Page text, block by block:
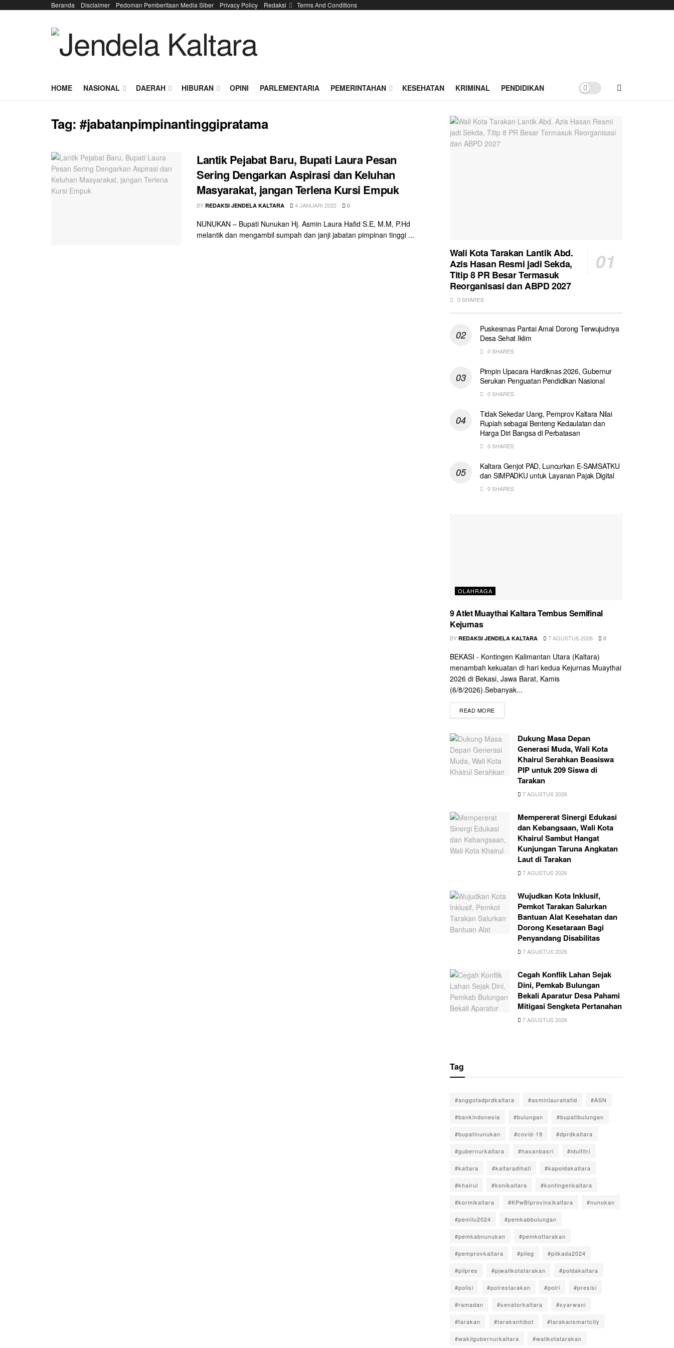
Beranda Disclaimer Pedoman Pemberitaan Media Siber Privacy Policy Redaksi Terms And Conditions
HOME NASIONAL DAERAH HIBURAN OPINI PARLEMENTARIA PEMERINTAHAN KESEHATAN KRIMINAL PENDIDIKAN
Tag:#jabatanpimpinantinggipratama
Lantik Pejabat Baru, Bupati Laura Pesan
Sering Dengarkan Aspirasi dan Keluhan
Masyarakat, jangan Terlena Kursi Empuk
BY REDAKSI JENDELA KALTARA 4 JANUARI 2022 0
NUNUKAN – Bupati Nunukan Hj. Asmin Laura Hafid S.E, M.M, P.Hd
melantik dan mengambil sumpah dan janji jabatan pimpinan tinggi ...
Wali Kota Tarakan Lantik Abd.
Azis Hasan Resmi jadi Sekda,
Titip 8 PR Besar Termasuk
Reorganisasi dan ABPD 2027
0 SHARES
Puskesmas Pantai Amal Dorong Terwujudnya
Desa Sehat Iklim
0 SHARES
Pimpin Upacara Hardiknas 2026, Gubernur
Serukan Penguatan Pendidikan Nasional
0 SHARES
Tidak Sekedar Uang, Pemprov Kaltara Nilai
Rupiah sebagai Benteng Kedaulatan dan
Harga Diri Bangsa di Perbatasan
0 SHARES
Kaltara Genjot PAD, Luncurkan E-SAMSATKU
dan SIMPADKU untuk Layanan Pajak Digital
0 SHARES
OLAHRAGA
9 Atlet Muaythai Kaltara Tembus Semifinal
Kejurnas
BY REDAKSI JENDELA KALTARA 7 AGUSTUS 2026 0
BEKASI - Kontingen Kalimantan Utara (Kaltara)
menambah kekuatan di hari kedua Kejurnas Muaythai
2026 di Bekasi, Jawa Barat, Kamis
(6/8/2026).Sebanyak...
READ MORE
Dukung Masa Depan
Generasi Muda, Wali Kota
Khairul Serahkan Beasiswa
PIP untuk 209 Siswa di
Tarakan
7 AGUSTUS 2026
Mempererat Sinergi Edukasi
dan Kebangsaan, Wali Kota
Khairul Sambut Hangat
Kunjungan Taruna Angkatan
Laut di Tarakan
7 AGUSTUS 2026
Wujudkan Kota Inklusif,
Pemkot Tarakan Salurkan
Bantuan Alat Kesehatan dan
Dorong Kesetaraan Bagi
Penyandang Disabilitas
7 AGUSTUS 2026
Cegah Konflik Lahan Sejak
Dini, Pemkab Bulungan
Bekali Aparatur Desa Pahami
Mitigasi Sengketa Pertanahan
7 AGUSTUS 2026
Tag
#anggotadprdkaltara #asminlaurahafid #ASN
#bankindonesia #bulungan #bupatibulungan
#bupatinunukan #covid-19 #dprdkaltara
#gubernurkaltara #hasanbasri #idulfitri
#kaltara #kaltaradihati #kapoldakaltara
#khairul #konikaltara #kontingenkaltara
#kormikaltara #KPwBIprovinsikaltara #nunukan
#pemilu2024 #pemkabbulungan
#pemkabnunukan #pemkottarakan
#pemprovkaltara #pileg #pilkada2024
#pilpres #pjwalikotatarakan #poldakaltara
#polisi #polrestarakan #polri #presisi
#ramadan #senatorkaltara #syarwani
#tarakan #tarakanhibot #tarakansmartcity
#wakilgubernurkaltara #walikotatarakan